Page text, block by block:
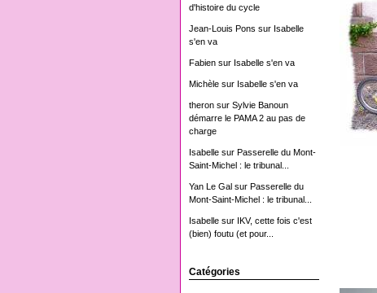
d'histoire du cycle
Jean-Louis Pons sur Isabelle
s'en va
Fabien sur Isabelle s'en va
Michèle sur Isabelle s'en va
theron sur Sylvie Banoun
démarre le PAMA 2 au pas de
charge
Isabelle sur Passerelle du Mont-
Saint-Michel : le tribunal...
Yan Le Gal sur Passerelle du
Mont-Saint-Michel : le tribunal...
Isabelle sur IKV, cette fois c'est
(bien) foutu (et pour...
Catégories